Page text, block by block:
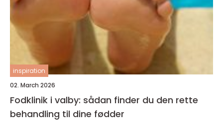
inspiration
02. March 2026
Fodklinik i valby: sådan finder du den rette
behandling til dine fødder